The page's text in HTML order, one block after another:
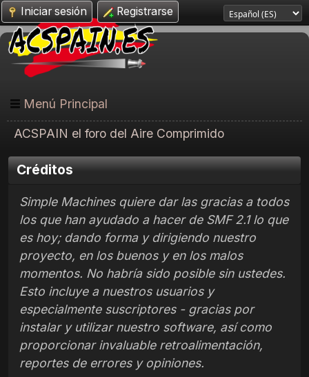
Iniciar sesión Registrarse
Menú Principal
ACSPAIN el foro del Aire Comprimido
Créditos
Simple Machines quiere dar las gracias a todos
los que han ayudado a hacer de SMF 2.1 lo que
es hoy; dando forma y dirigiendo nuestro
proyecto, en los buenos y en los malos
momentos. No habría sido posible sin ustedes.
Esto incluye a nuestros usuarios y
especialmente suscriptores - gracias por
instalar y utilizar nuestro software, así como
proporcionar invaluable retroalimentación,
reportes de errores y opiniones.